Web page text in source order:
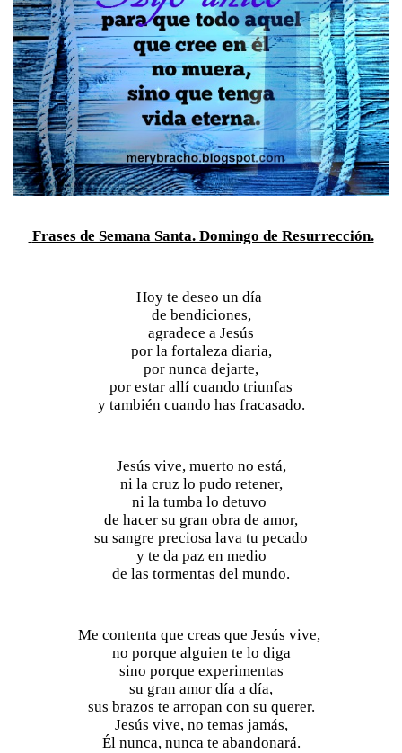
Frases de Semana Santa. Domingo de Resurrección.
Hoy te deseo un día
de bendiciones,
agradece a Jesús
por la fortaleza diaria,
por nunca dejarte,
por estar allí cuando triunfas
y también cuando has fracasado.
Jesús vive, muerto no está,
ni la cruz lo pudo retener,
ni la tumba lo detuvo
de hacer su gran obra de amor,
su sangre preciosa lava tu pecado
y te da paz en medio
de las tormentas del mundo.
Me contenta que creas que Jesús vive,
no porque alguien te lo diga
sino porque experimentas
su gran amor día a día,
sus brazos te arropan con su querer.
Jesús vive, no temas jamás,
Él nunca, nunca te abandonará.